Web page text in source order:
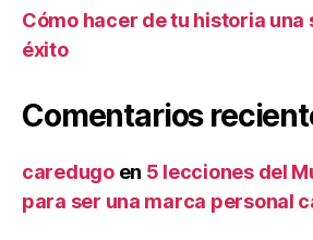
Cómo hacer de tu historia una
éxito
Comentarios
caredugoen 5 lecciones del
para ser una marca personal